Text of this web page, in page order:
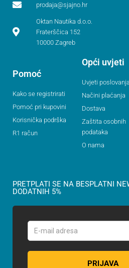
prodaja@sjajno.hr
Oktan Nautika d.o.o.
Fraterščica 152
10000 Zagreb
Pomoć
Kako se registrirati
Pomoć pri kupovini
Korisnička podrška
R1 račun
Opći uvjeti
Uvjeti poslovanja
Načini plaćanja
Dostava
Zaštita osobnih
podataka
O nama
PRETPLATI SE NA BESPLATNI
DODATNIH 5%